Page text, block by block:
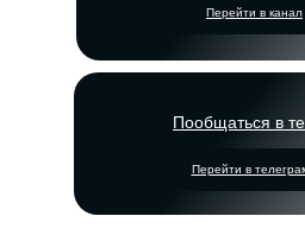
Перейти в канал
Пообщаться в
Перейти в